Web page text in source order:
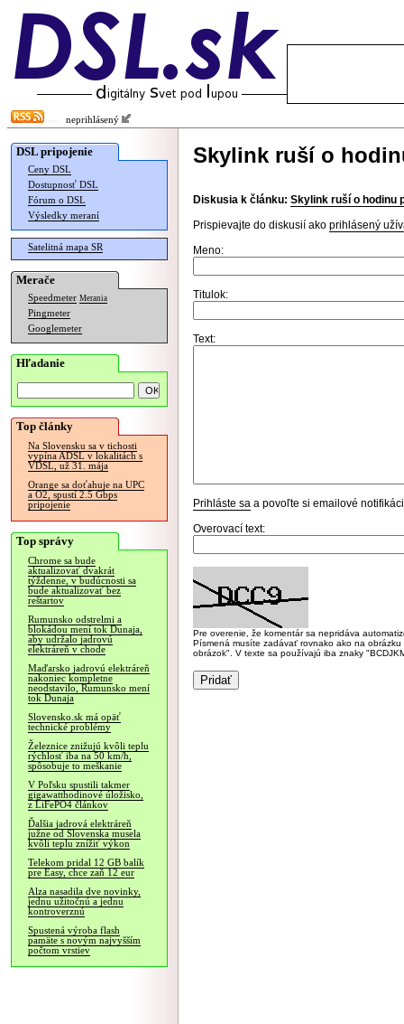
neprihlásený
DSL pripojenie
Ceny DSL
Dostupnosť DSL
Fórum o DSL
Výsledky meraní
Satelitná mapa SR
Merače
Speedmeter Merania
Pingmeter
Googlemeter
Hľadanie
Top články
Na Slovensku sa v tichosti
vypína ADSL v lokalitách s
VDSL, už 31. mája
Orange sa doťahuje na UPC
a O2, spustí 2.5 Gbps
pripojenie
Top správy
Chrome sa bude
aktualizovať dvakrát
týždenne, v budúcnosti sa
bude aktualizovať bez
reštartov
Rumunsko odstrelmi a
blokádou mení tok Dunaja,
aby udržalo jadrovú
elektráreň v chode
Maďarsko jadrovú elektráreň
nakoniec kompletne
neodstavilo, Rumunsko mení
tok Dunaja
Slovensko.sk má opäť
technické problémy
Železnice znižujú kvôli teplu
rýchlosť iba na 50 km/h,
spôsobuje to meškanie
V Poľsku spustili takmer
gigawatthodinové úložisko,
z LiFePO4 článkov
Ďalšia jadrová elektráreň
južne od Slovenska musela
kvôli teplu znížiť výkon
Telekom pridal 12 GB balík
pre Easy, chce zaň 12 eur
Alza nasadila dve novinky,
jednu užitočnú a jednu
kontroverznú
Spustená výroba flash
pamäte s novým najvyšším
počtom vrstiev
Skylink ruší o
Diskusia k článku: Skylink ruší o hodinu
Prispievajte do diskusií ako prihlásený
Meno:
Titulok:
Text:
Prihláste sa a povoľte si emailové
Overovací text:
Pre overenie, že komentár sa nepridáva
Písmená musíte zadávať rovnako ako na
obrázok". V texte sa používajú iba znaky